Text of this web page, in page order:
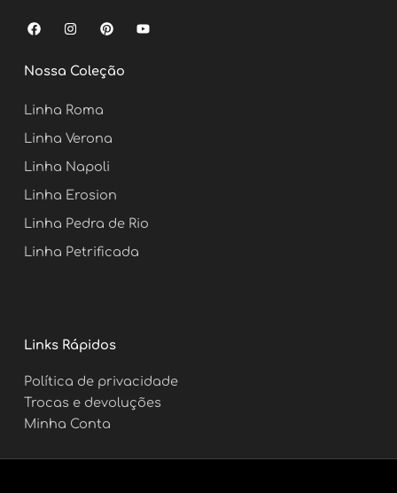
F
a
e
b
o
k
I
n
t
a
r
a
m
P
i
t
e
Y
o
Nossa Coleção
Linha Roma
Linha Verona
Linha Napoli
Linha Erosion
Linha Pedra de Rio
Linha Petrificada
Links Rápidos
Política de privacidade
Trocas e devoluções
Minha Conta